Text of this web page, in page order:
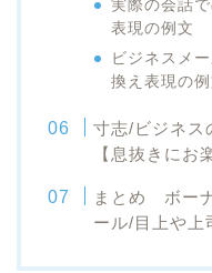
実際の会話
表現の例文
ビジネスメ
換え表現の例
寸志/ビジネス
【息抜きにお
まとめ ボー
ール/目上や上